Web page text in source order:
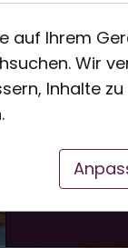
auf Ihrem
Wir
Inhalte